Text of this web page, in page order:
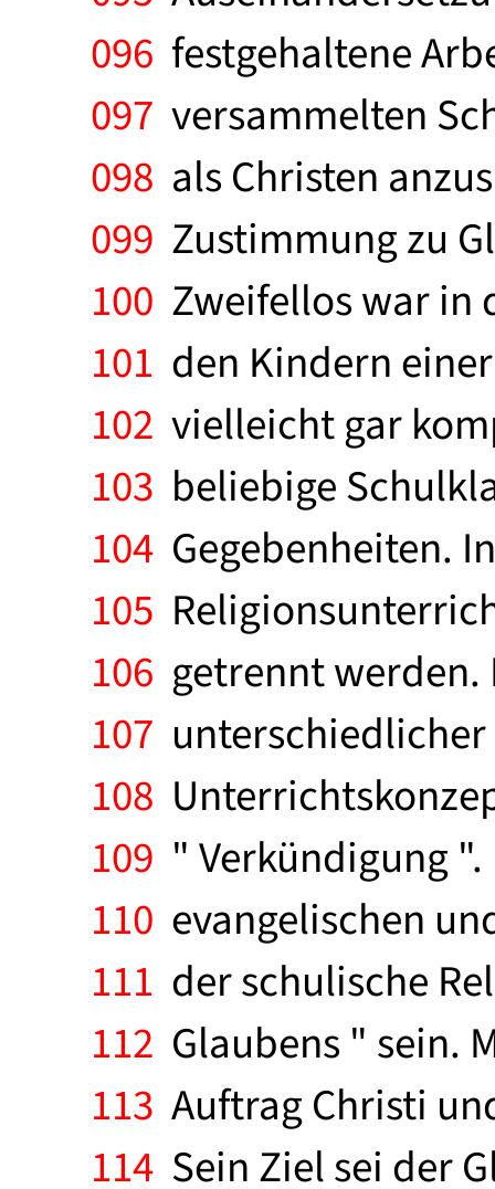
096 festgehaltene
097 versammelten
098 als Christen
099 Zustimmung zu
100 Zweifellos war in
101 den Kindern
102 vielleicht gar
103 beliebige
104 Gegebenheiten.
105
106 getrennt werden.
107
108
109 " Verkündigung
110 evangelischen
111 der schulische
112 Glaubens " sein.
113 Auftrag Christi
114 Sein Ziel sei der